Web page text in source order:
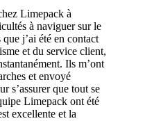
Limepack à
à naviguer sur le
j’ai été en contact
et du service client,
Ils m’ont
et envoyé
s’assurer que tout se
Limepack ont été
excellente et la